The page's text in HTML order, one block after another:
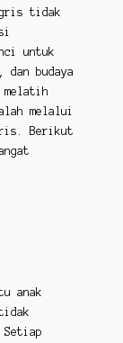
tidak
untuk
dan budaya
melalui
Berikut
anak
Setiap